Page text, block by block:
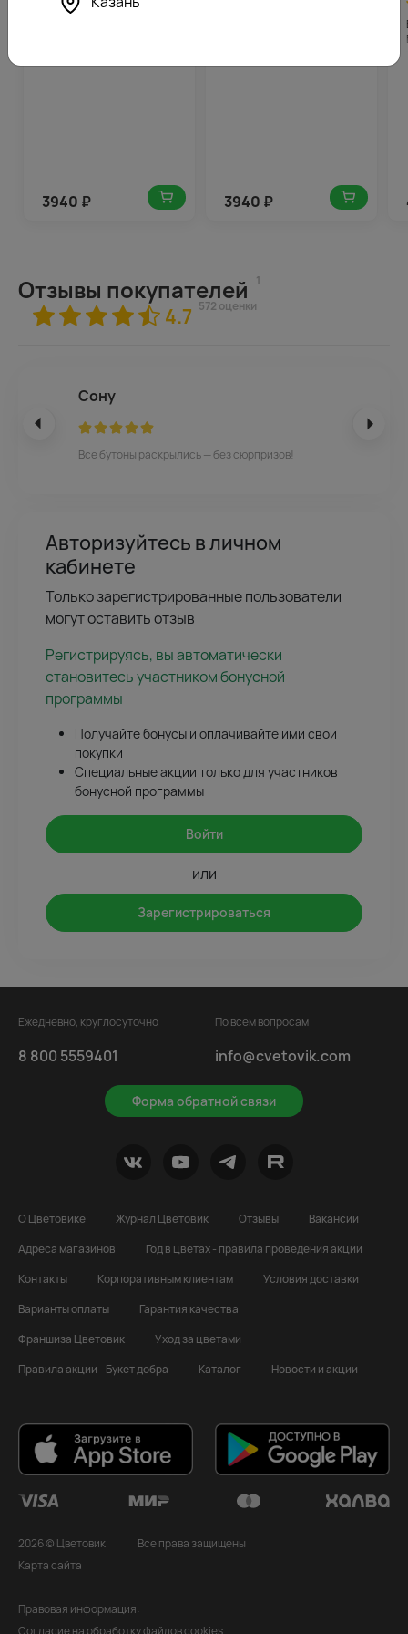
(186)
3940 ₽ 3940 ₽
Отзывы покупателей 1
4.7 572 оценки
Сону
Все бутоны раскрылись — без сюрпризов!
Авторизуйтесь в личном
кабинете
Только зарегистрированные пользователи
могут оставить отзыв
Регистрируясь, вы автоматически
становитесь участником бонусной
программы
Получайте бонусы и оплачивайте ими свои
покупки
Специальные акции только для участников
бонусной программы
Войти
или
Зарегистрироваться
Ежедневно, круглосуточно
8 800 5559401
Форма обратной связи
По всем вопросам
info@cvetovik.com
О Цветовике Журнал Цветовик Отзывы
Вакансии
Адреса магазинов
Год в цветах - правила проведения акции
Контакты
Корпоративным клиентам
Условия доставки
Варианты оплаты
Гарантия качества
Франшиза Цветовик
Уход за цветами
Правила акции - Букет добра
Каталог Новости и акции
2026 © Цветовик
Все права защищены
Карта сайта
Правовая информация:
Согласие на обработку файлов cookies